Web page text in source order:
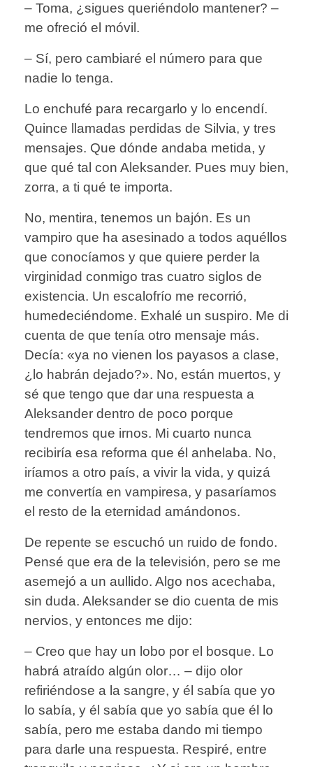
– Toma, ¿sigues queriéndolo mantener? –
me ofreció el móvil.
– Sí, pero cambiaré el número para que
nadie lo tenga.
Lo enchufé para recargarlo y lo encendí.
Quince llamadas perdidas de Silvia, y tres
mensajes. Que dónde andaba metida, y
que qué tal con Aleksander. Pues muy bien,
zorra, a ti qué te importa.
No, mentira, tenemos un bajón. Es un
vampiro que ha asesinado a todos aquéllos
que conocíamos y que quiere perder la
virginidad conmigo tras cuatro siglos de
existencia. Un escalofrío me recorrió,
humedeciéndome. Exhalé un suspiro. Me di
cuenta de que tenía otro mensaje más.
Decía: «ya no vienen los payasos a clase,
¿lo habrán dejado?». No, están muertos, y
sé que tengo que dar una respuesta a
Aleksander dentro de poco porque
tendremos que irnos. Mi cuarto nunca
recibiría esa reforma que él anhelaba. No,
iríamos a otro país, a vivir la vida, y quizá
me convertía en vampiresa, y pasaríamos
el resto de la eternidad amándonos.
De repente se escuchó un ruido de fondo.
Pensé que era de la televisión, pero se me
asemejó a un aullido. Algo nos acechaba,
sin duda. Aleksander se dio cuenta de mis
nervios, y entonces me dijo:
– Creo que hay un lobo por el bosque. Lo
habrá atraído algún olor… – dijo olor
refiriéndose a la sangre, y él sabía que yo
lo sabía, y él sabía que yo sabía que él lo
sabía, pero me estaba dando mi tiempo
para darle una respuesta. Respiré, entre